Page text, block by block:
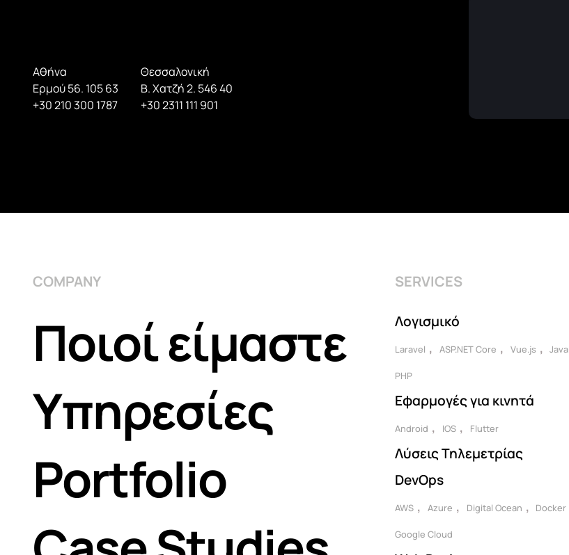
Αθήνα
Ερμού 56. 105 63
+30 210 300 1787
Θεσσαλονική
Β. Χατζή 2. 546 40
+30 2311 111 901
COMPANY
Ποιοί είμαστε
Υπηρεσίες
Portfolio
SERVICES
Λογισμικό
Laravel ASP.NET Core Vue.js Java
PHP
Εφαρμογές για κινητά
Android IOS Flutter
Λύσεις Τηλεμετρίας
DevOps
AWS Azure Digital Ocean Docker
Google Cloud